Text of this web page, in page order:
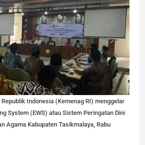
Indonesia (Kemenag RI) menggelar
System (EWS) atau Sistem Peringatan Dini
Agama Kabupaten Tasikmalaya, Rabu